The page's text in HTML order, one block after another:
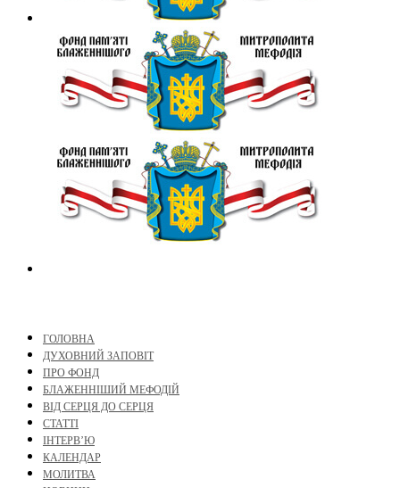
ГОЛОВНА
ДУХОВНИЙ ЗАПОВІТ
ПРО ФОНД
БЛАЖЕННІШИЙ МЕФОДІЙ
ВІД СЕРЦЯ ДО СЕРЦЯ
СТАТТІ
ІНТЕРВ’Ю
КАЛЕНДАР
МОЛИТВА